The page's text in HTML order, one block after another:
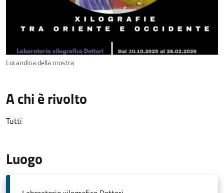
Locandina della mostra
A chi è rivolto
Tutti
Luogo